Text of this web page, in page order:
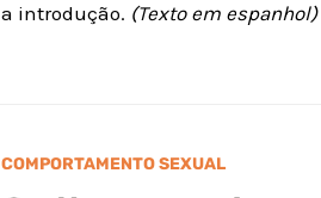
a introdução. (Texto em espanhol)
COMPORTAMENTO SEXUAL